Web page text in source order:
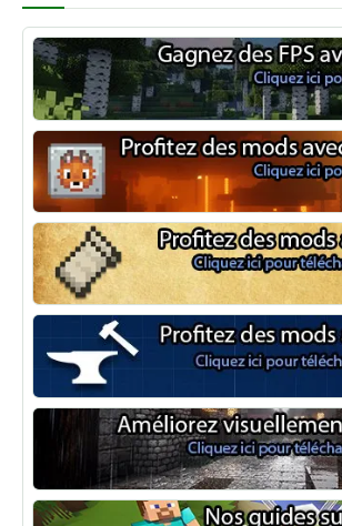
Optifine
NeoForge
Minecraft Fabric
Minecraft Forge
Shaders Minecraft